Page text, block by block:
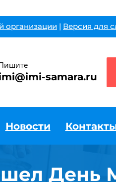
организации | Версия для
samara.ru
Новости
День